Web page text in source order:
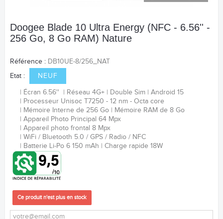
Doogee Blade 10 Ultra Energy (NFC - 6.56'' -
256 Go, 8 Go RAM) Nature
Référence : DB10UE-8/256_NAT
Etat :
NEUF
Écran 6.56'' Réseau 4G+ Double Sim
Android 15
Processeur Unisoc T7250 - 12 nm - Octa core
Mémoire Interne de 256 Go
Mémoire RAM de 8 Go
Appareil Photo Principal 64 Mpx
Appareil photo frontal 8 Mpx
WiFi / Bluetooth 5.0 / GPS / Radio / NFC
Batterie Li-Po 6 150 mAh
Charge rapide 18W
Ce produit n'est plus en stock